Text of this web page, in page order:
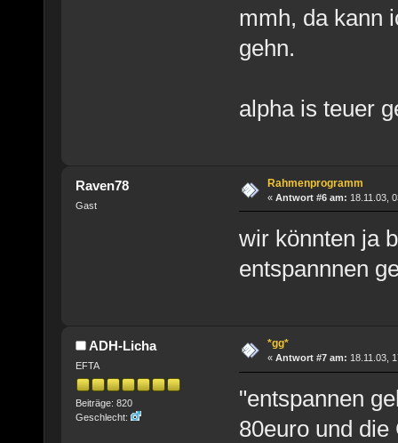
mmh, da kann
gehn.
alpha is teuer
Raven78
Gast
Rahmenprogramm
« Antwort #6 am: 18.11.03,
wir könnten ja
entspannnen
ADH-Licha
EFTA
Beiträge: 820
Geschlecht:
*gg*
« Antwort #7 am: 18.11.03,
"entspannen
80euro und